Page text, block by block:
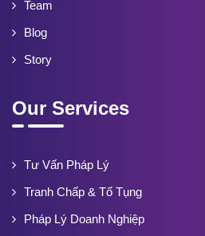
Team
Blog
Story
Our Services
Tư Vấn Pháp Lý
Tranh Chấp & Tố Tụng
Pháp Lý Doanh Nghiệp